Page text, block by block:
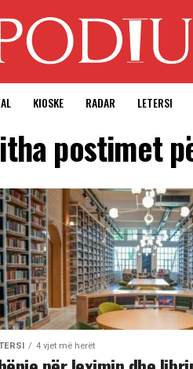
KIOSKE RADAR LETERSI
postimet
4 vjet më herët